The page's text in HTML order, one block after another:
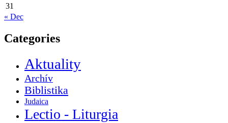
31
« Dec
Categories
Aktuality
Archív
Biblistika
Judaica
Lectio - Liturgia